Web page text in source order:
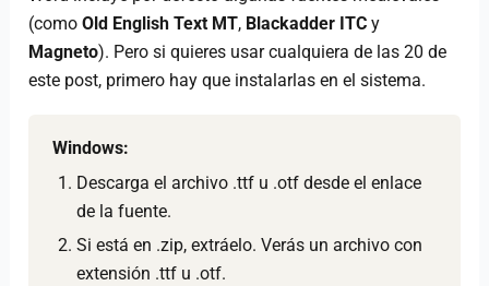
(comoOld English Text MT, Blackadder ITC y
Magneto). Pero si quieres usar cualquiera de las 20 de
este post, primero hay que instalarlas en el sistema.
Windows:
Descarga el archivo .ttf u .otf desde el enlace
de la fuente.
Si está en .zip, extráelo. Verás un archivo con
extensión .ttf u .otf.